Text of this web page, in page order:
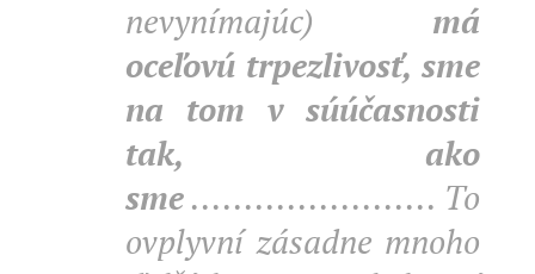
nevynímajúc) má
oceľovú trpezlivosť, sme
na tom v súúčasnosti
tak, ako
sme....................... To
ovplyvní zásadne mnoho